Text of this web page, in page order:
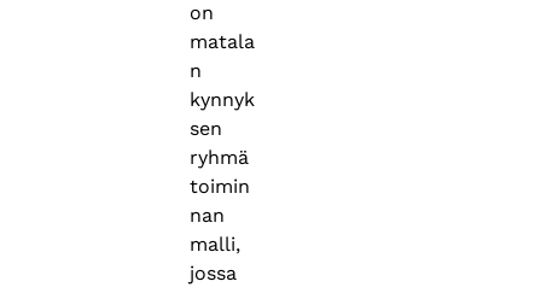
on
matala
n
kynnyk
sen
ryhmä
toimin
nan
malli,
jossa